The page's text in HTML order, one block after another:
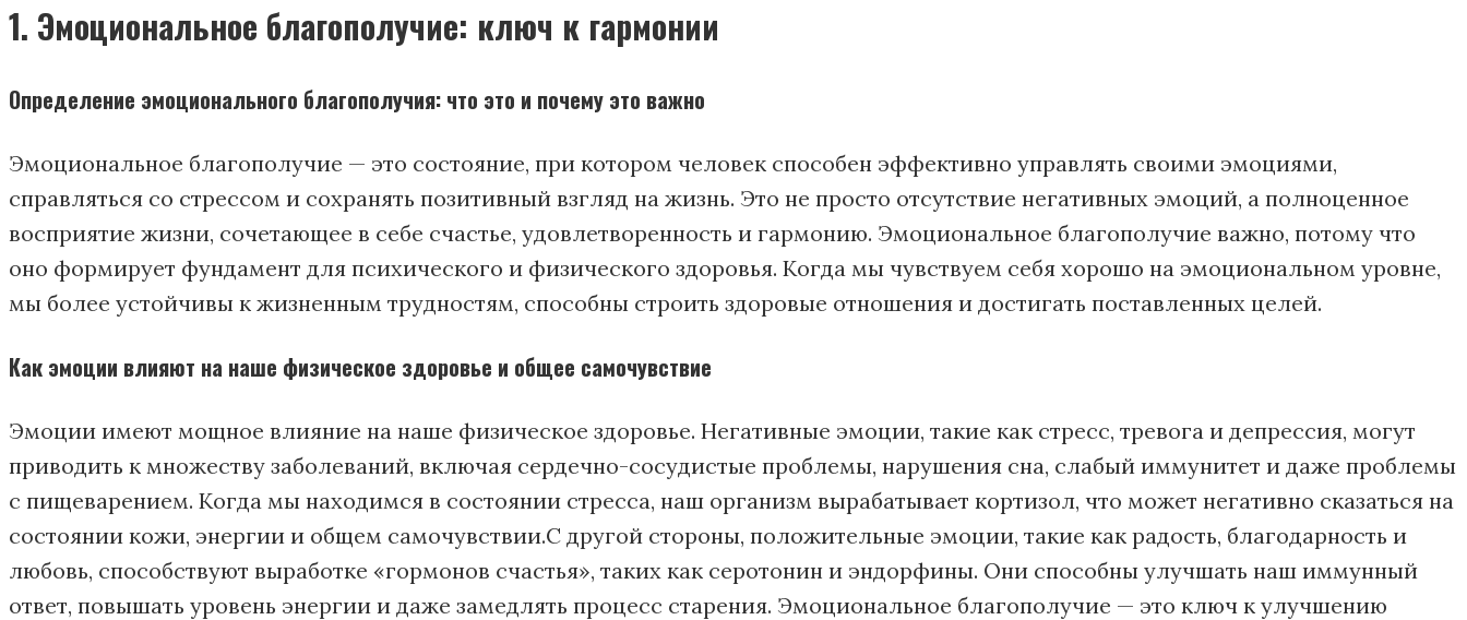
1. Эмоциональное благополучие: ключ к гармонии
Определение эмоционального благополучия: что это и почему это важно
Эмоциональное благополучие — это состояние, при котором человек способен эффективно управлять своими эмоциями,
справляться со стрессом и сохранять позитивный взгляд на жизнь. Это не просто отсутствие негативных эмоций, а полноценное
восприятие жизни, сочетающее в себе счастье, удовлетворенность и гармонию. Эмоциональное благополучие важно, потому что
оно формирует фундамент для психического и физического здоровья. Когда мы чувствуем себя хорошо на эмоциональном уровне,
мы более устойчивы к жизненным трудностям, способны строить здоровые отношения и достигать поставленных целей.
Как эмоции влияют на наше физическое здоровье и общее самочувствие
Эмоции имеют мощное влияние на наше физическое здоровье. Негативные эмоции, такие как стресс, тревога и депрессия, могут
приводить к множеству заболеваний, включая сердечно-сосудистые проблемы, нарушения сна, слабый иммунитет и даже проблемы
с пищеварением. Когда мы находимся в состоянии стресса, наш организм вырабатывает кортизол, что может негативно сказаться на
состоянии кожи, энергии и общем самочувствии.С другой стороны, положительные эмоции, такие как радость, благодарность и
любовь, способствуют выработке «гормонов счастья», таких как серотонин и эндорфины. Они способны улучшать наш иммунный
ответ, повышать уровень энергии и даже замедлять процесс старения. Эмоциональное благополучие — это ключ к улучшению